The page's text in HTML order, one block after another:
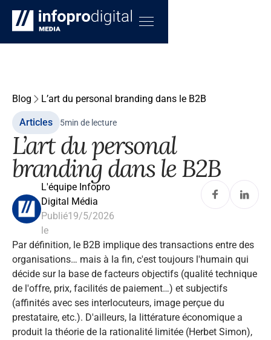
Blog L’art du personal branding dans le B2B
Articles 5min de lecture
L’art du personal
branding dans le B2B
L'équipe Infopro
Digital Média
Publié
le
19/5/2026
Par définition, le B2B implique des transactions entre des
organisations… mais à la fin, c'est toujours l'humain qui
décide sur la base de facteurs objectifs (qualité technique
de l'offre, prix, facilités de paiement…) et subjectifs
(affinités avec ses interlocuteurs, image perçue du
prestataire, etc.).​ D'ailleurs, la littérature économique a
produit la théorie de la rationalité limitée (Herbet Simon),